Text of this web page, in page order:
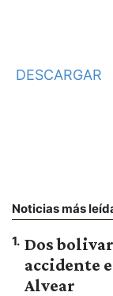
DESCARGAR
Noticias más
1. Dos
accidente
Alvear